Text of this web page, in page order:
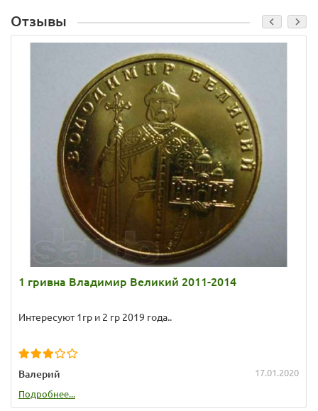
Отзывы
1 гривна Владимир Великий 2011-2014
Интересуют 1гр и 2 гр 2019 года..
Валерий 17.01.2020
Подробнее...